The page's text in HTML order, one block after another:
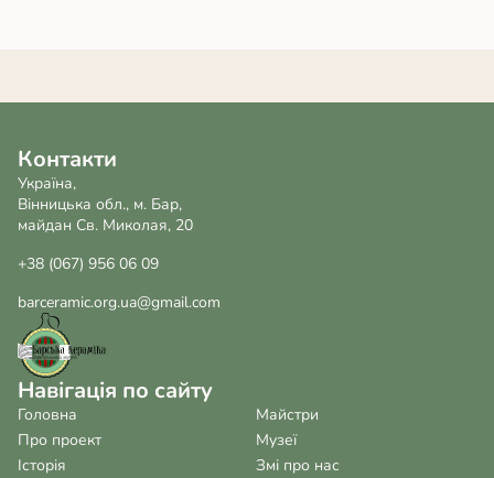
Контакти
Україна,
Вінницька обл., м. Бар,
майдан Св. Миколая, 20
+38 (067) 956 06 09
barceramic.org.ua@gmail.com
Навігація по сайту
Головна
Про проект
Історія
Майстри
Музеї
Змі про нас